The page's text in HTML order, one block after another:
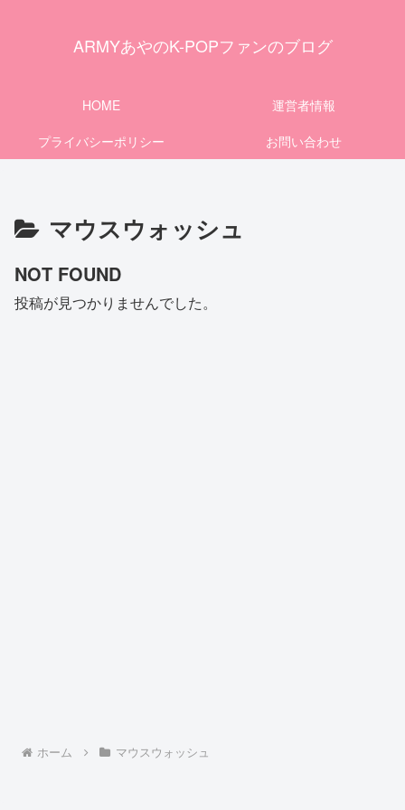
ARMYあやのK-POPファンのブログ
HOME
運営者情報
プライバシーポリシー
お問い合わせ
マウスウォッシュ
NOT FOUND
投稿が見つかりませんでした。
ホーム マウスウォッシュ